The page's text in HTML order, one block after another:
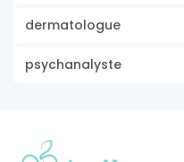
dermatologue
psychanalyste